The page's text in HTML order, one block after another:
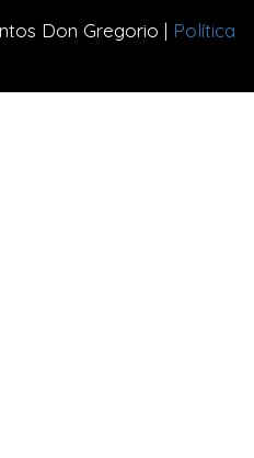
Don Gregorio | Política